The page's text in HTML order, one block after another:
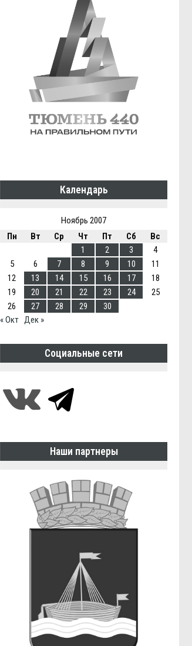
Календарь
Ноябрь 2007
Пн
Вт Ср Чт Пт Сб
Вс
1
2 3
4
5
6 7 8 9 10
11
12
13 14 15 16 17
18
19
20 21 22 23 24
25
26
27 28 29
30
« Окт Дек »
Социальные сети
Наши партнеры